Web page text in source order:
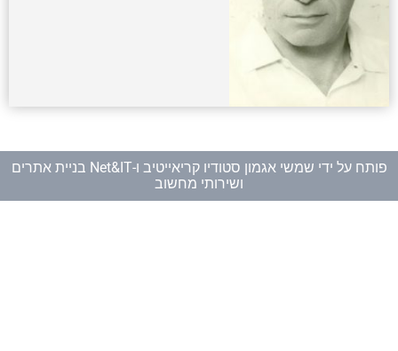
פותח על ידי שמשי אגמון סטודיו קריאייטיב ו-
Net&IT בניית אתרים
ושירותי מחשוב